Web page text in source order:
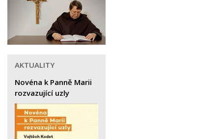
AKTUALITY
Novéna k Panně Marii
rozvazující uzly